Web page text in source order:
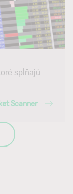
spĺňajú
Scanner